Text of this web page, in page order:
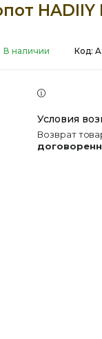
HADIIY
В наличии Код:
возврат